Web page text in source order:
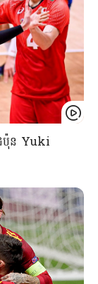
ជប៉ុន Yuki